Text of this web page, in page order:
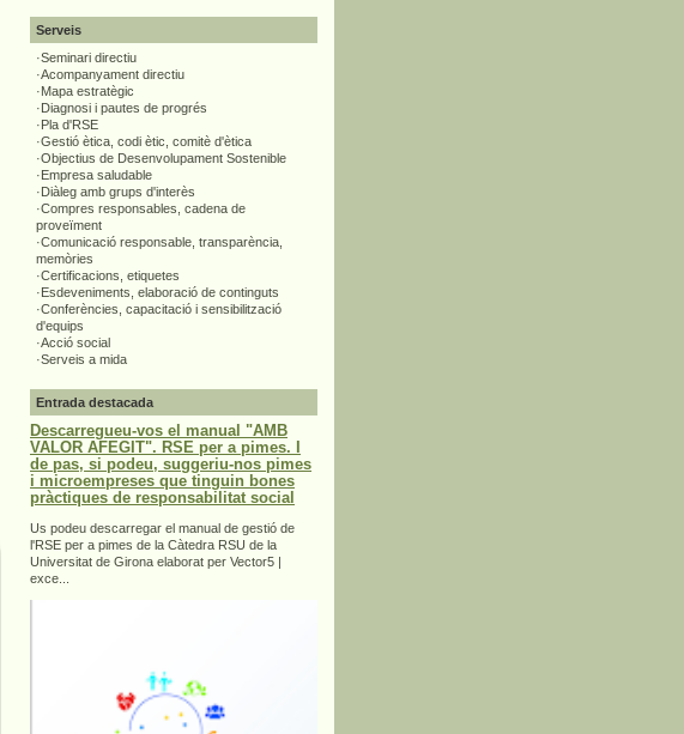
Serveis
·Seminari directiu
·Acompanyament directiu
·Mapa estratègic
·Diagnosi i pautes de progrés
·Pla d'RSE
·Gestió ètica, codi ètic, comitè d'ètica
·Objectius de Desenvolupament Sostenible
·Empresa saludable
·Diàleg amb grups d'interès
·Compres responsables, cadena de
proveïment
·Comunicació responsable, transparència,
memòries
·Certificacions, etiquetes
·Esdeveniments, elaboració de continguts
·Conferències, capacitació i sensibilització
d'equips
·Acció social
·Serveis a mida
Entrada destacada
Descarregueu-vos el manual "AMB
VALOR AFEGIT". RSE per a pimes. I
de pas, si podeu, suggeriu-nos pimes
i microempreses que tinguin bones
pràctiques de responsabilitat social
Us podeu descarregar el manual de gestió de
l'RSE per a pimes de la Càtedra RSU de la
Universitat de Girona elaborat per Vector5 |
exce...